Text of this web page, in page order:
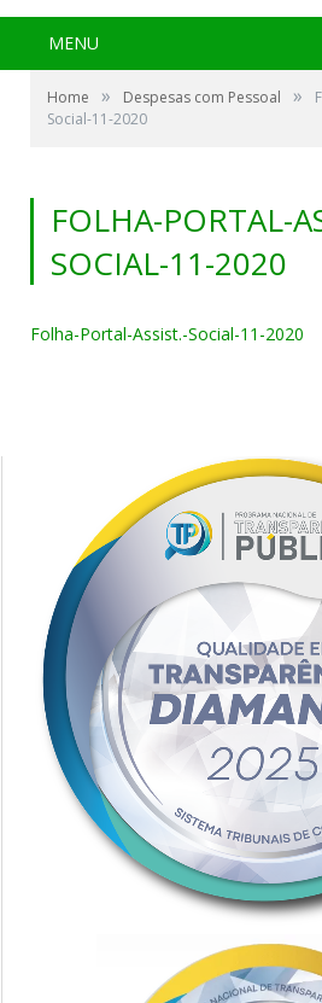
MENU
Home » Despesas com Pessoal »
Social-11-2020
FOLHA-PORTAL-
SOCIAL-11-2020
Folha-Portal-Assist.-Social-11-2020